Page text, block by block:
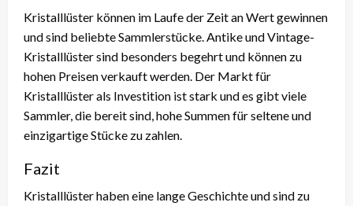
Kristalllüster können im Laufe der Zeit an Wert gewinnen
und sind beliebte Sammlerstücke. Antike und Vintage-
Kristalllüster sind besonders begehrt und können zu
hohen Preisen verkauft werden. Der Markt für
Kristalllüster als Investition ist stark und es gibt viele
Sammler, die bereit sind, hohe Summen für seltene und
einzigartige Stücke zu zahlen.
Fazit
Kristalllüster haben eine lange Geschichte und sind zu